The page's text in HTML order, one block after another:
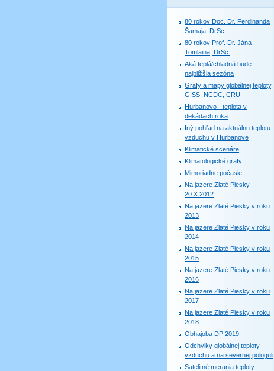
80 rokov Doc. Dr. Ferdinanda
Šamaja, DrSc.
80 rokov Prof. Dr. Jána
Tomlaina, DrSc.
Aká teplá/chladná bude
najbližšia sezóna
Grafy a mapy globálnej teploty,
GISS, NCDC, CRU
Hurbanovo - teplota v
dekádach roka
Iný pohľad na aktuálnu teplotu
vzduchu v Hurbanove
Klimatické scenáre
Klimatologické grafy
Mimoriadne počasie
Na jazere Zlaté Piesky
20.X.2012
Na jazere Zlaté Piesky v roku
2013
Na jazere Zlaté Piesky v roku
2014
Na jazere Zlaté Piesky v roku
2015
Na jazere Zlaté Piesky v roku
2016
Na jazere Zlaté Piesky v roku
2017
Na jazere Zlaté Piesky v roku
2018
Obhajoba DP 2019
Odchýlky globálnej teploty
vzduchu a na severnej pologuli
Satelitné merania teploty